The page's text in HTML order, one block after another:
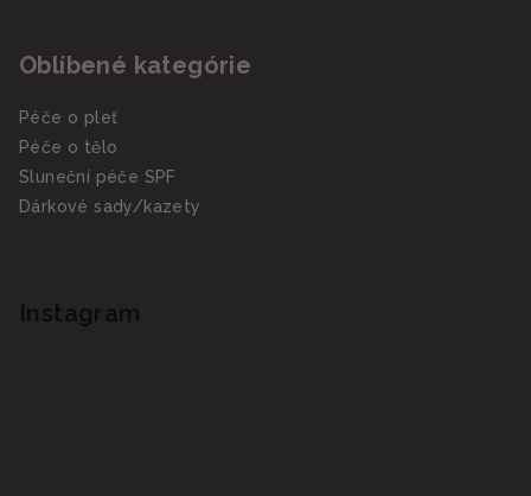
Oblíbené kategórie
Péče o pleť
Péče o tělo
Sluneční péče SPF
Dárkové sady/kazety
Instagram